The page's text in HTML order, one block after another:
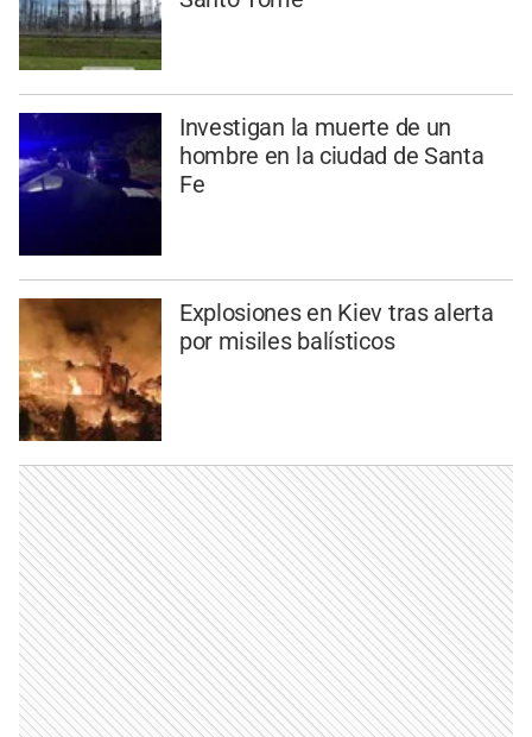
Investigan la muerte de un
hombre en la ciudad de Santa
Fe
Explosiones en Kiev tras alerta
por misiles balísticos